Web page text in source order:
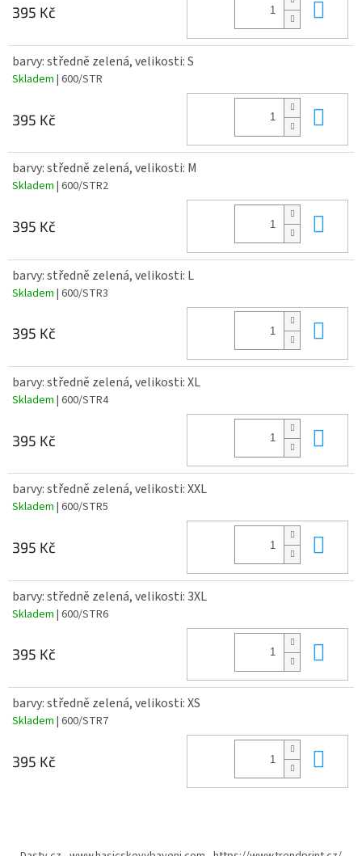
395 Kč
barvy: středně zelená, velikosti: S
Skladem | 600/STR
395 Kč
barvy: středně zelená, velikosti: M
Skladem | 600/STR2
395 Kč
barvy: středně zelená, velikosti: L
Skladem | 600/STR3
395 Kč
barvy: středně zelená, velikosti: XL
Skladem | 600/STR4
395 Kč
barvy: středně zelená, velikosti: XXL
Skladem | 600/STR5
395 Kč
barvy: středně zelená, velikosti: 3XL
Skladem | 600/STR6
395 Kč
barvy: středně zelená, velikosti: XS
Skladem | 600/STR7
395 Kč